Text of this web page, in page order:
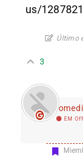
us/
Último
3
EM Off